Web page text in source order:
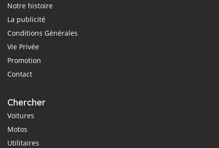
Notre histoire
La publicité
Conditions Générales
Vie Privée
Promotion
Contact
Chercher
Voitures
Motos
Utilitaires